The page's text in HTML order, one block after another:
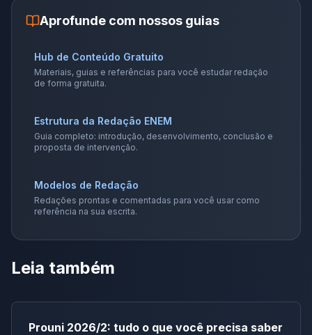
Aprofunde com nossos guias
Hub de Conteúdo Gratuito
Materiais, guias e referências para você estudar redação
de forma gratuita.
Estrutura da Redação ENEM
Guia completo: introdução, desenvolvimento, conclusão e
proposta de intervenção.
Modelos de Redação
Redações prontas e comentadas para você usar como
referência na sua escrita.
Leia também
Prouni 2026/2: tudo o que você precisa saber